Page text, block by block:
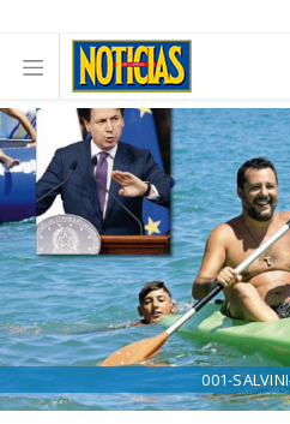
001-